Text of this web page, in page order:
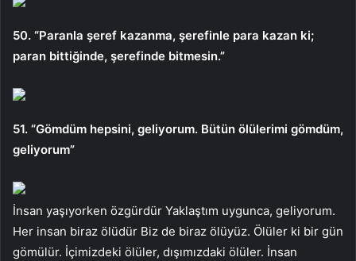
50. “Paranla şeref kazanma, şerefinle para kazan ki;
paran bittiğinde, şerefinde bitmesin.”
51. “Gömdüm hepsini, geliyorum. Bütün ölülerimi gömdüm,
geliyorum”
İnsan yaşıyorken özgürdür Yaklaştım uygunca, geliyorum.
Her insan biraz ölüdür Biz de biraz ölüyüz. Ölüler ki bir gün
gömülür. İçimizdeki ölüler, dışımızdaki ölüler. İnsan